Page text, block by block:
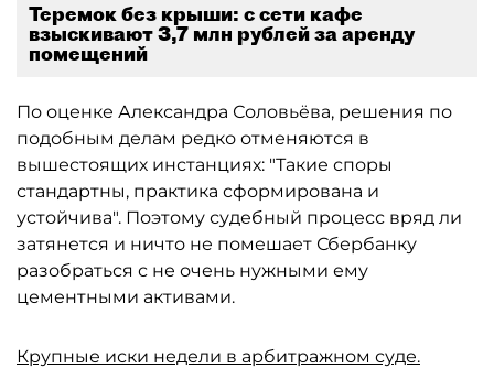
Теремок без крыши: с сети кафе
взыскивают 3,7 млн рублей за аренду
помещений
По оценке Александра Соловьёва, решения по
подобным делам редко отменяются в
вышестоящих инстанциях: "Такие споры
стандартны, практика сформирована и
устойчива". Поэтому судебный процесс вряд ли
затянется и ничто не помешает Сбербанку
разобраться с не очень нужными ему
цементными активами.
Крупные иски недели в арбитражном суде.